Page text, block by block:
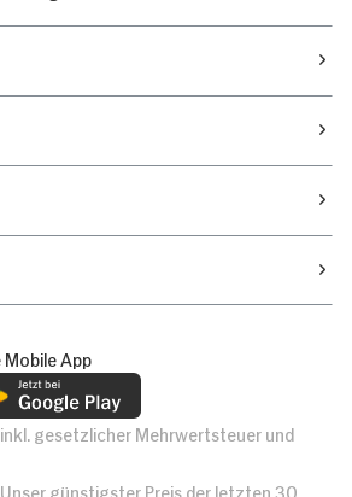
Mobile App
gesetzlicher Mehrwertsteuer und
günstigster Preis der letzten 30